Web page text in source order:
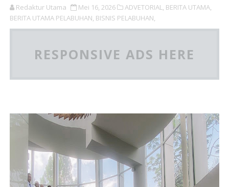
Redaktur Utama Mei 16, 2026 ADVETORIAL, BERITA UTAMA,
BERITA UTAMA PELABUHAN, BISNIS PELABUHAN,
RESPONSIVE ADS HERE